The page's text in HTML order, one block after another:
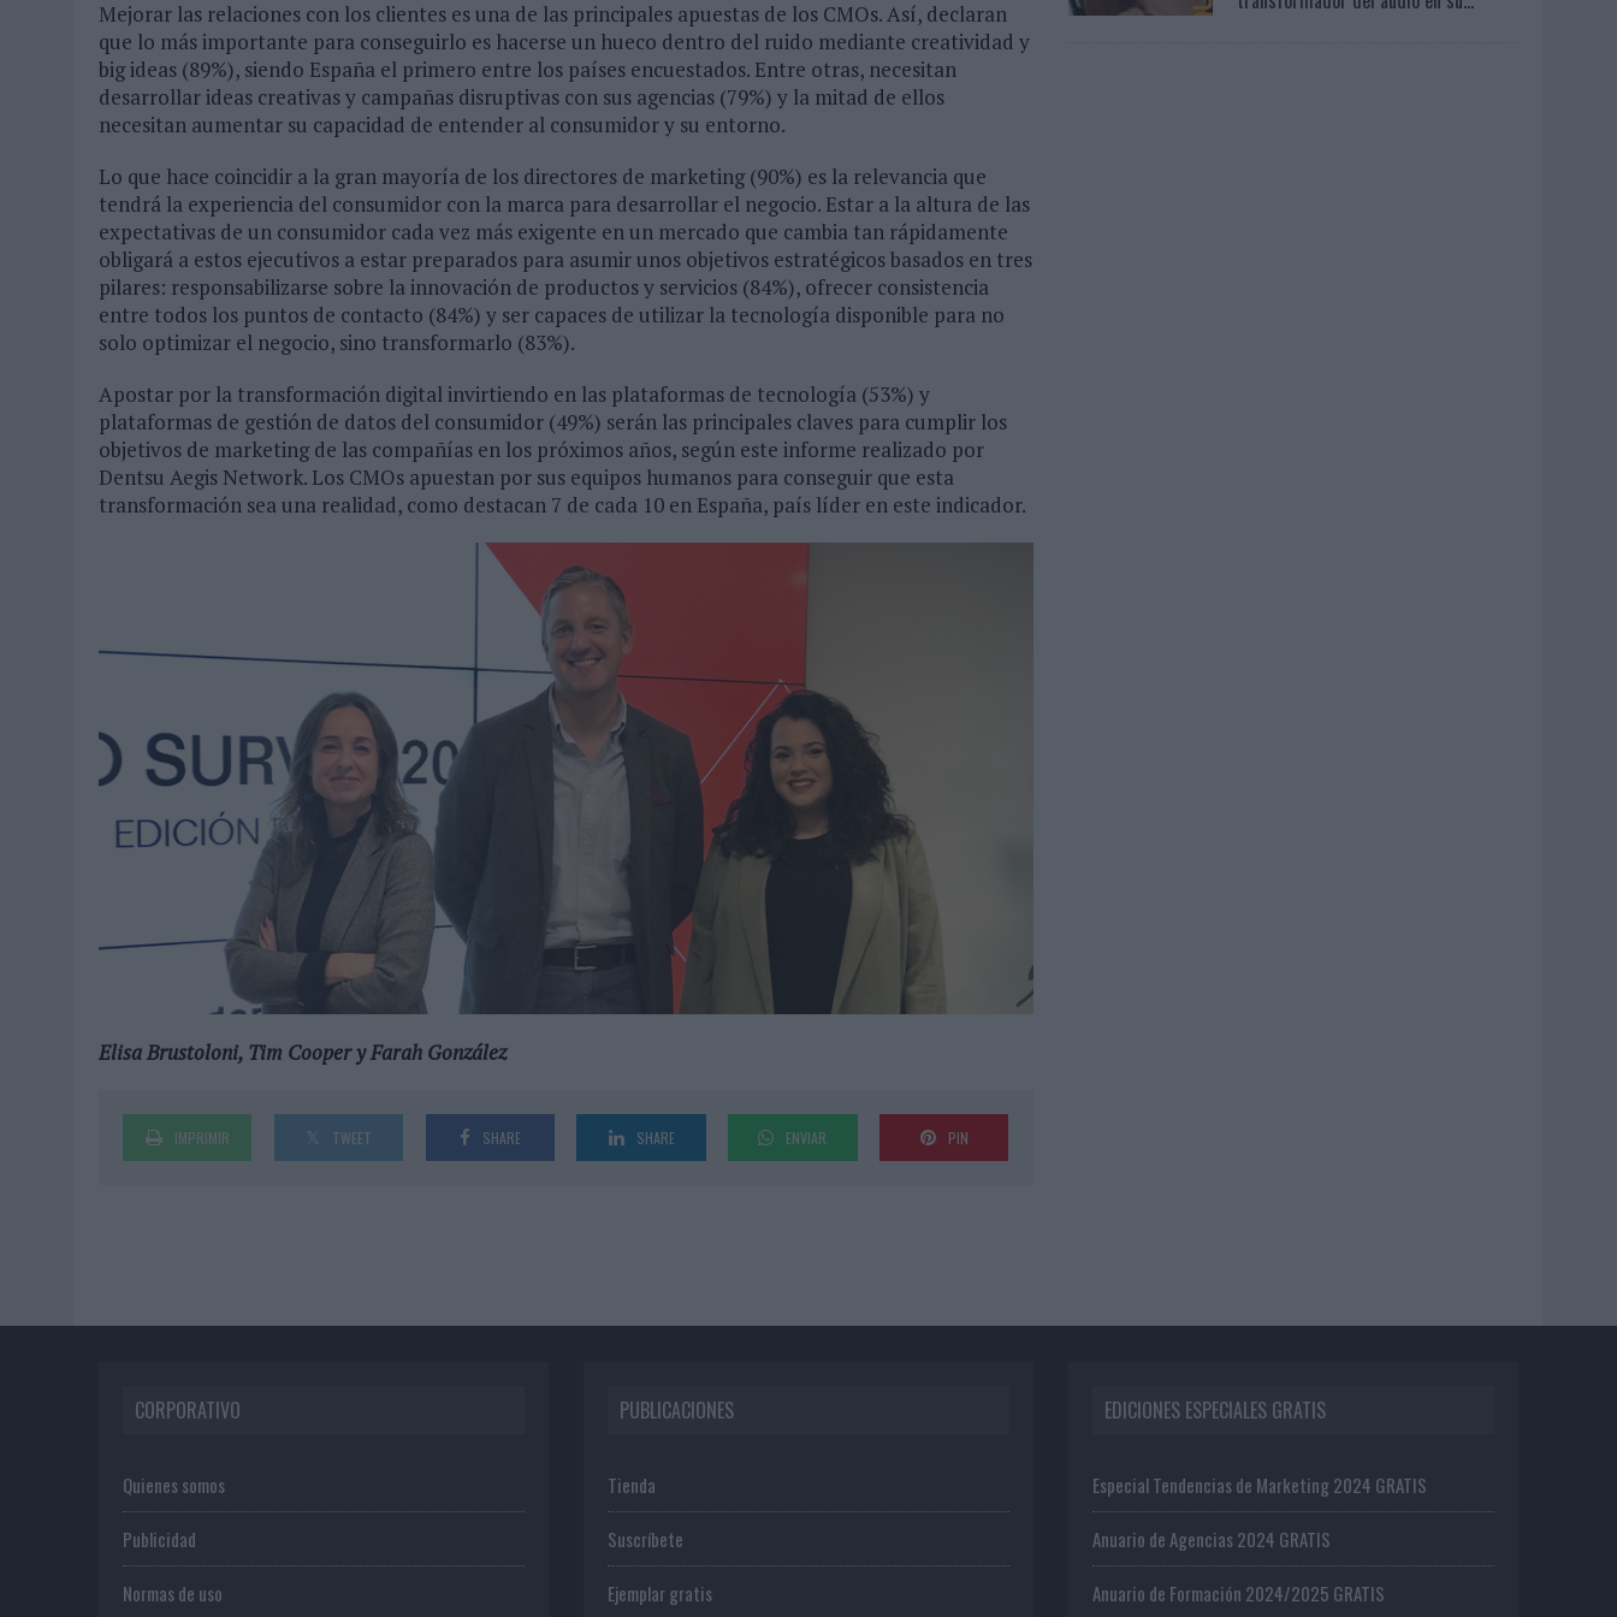
Mejorar las relaciones con los clientes es una de las principales apuestas de los CMOs. Así, declaran
que lo más importante para conseguirlo es hacerse un hueco dentro del ruido mediante creatividad y
big ideas (89%), siendo España el primero entre los países encuestados. Entre otras, necesitan
desarrollar ideas creativas y campañas disruptivas con sus agencias (79%) y la mitad de ellos
necesitan aumentar su capacidad de entender al consumidor y su entorno.
Lo que hace coincidir a la gran mayoría de los directores de marketing (90%) es la relevancia que
tendrá la experiencia del consumidor con la marca para desarrollar el negocio. Estar a la altura de las
expectativas de un consumidor cada vez más exigente en un mercado que cambia tan rápidamente
obligará a estos ejecutivos a estar preparados para asumir unos objetivos estratégicos basados en tres
pilares: responsabilizarse sobre la innovación de productos y servicios (84%), ofrecer consistencia
entre todos los puntos de contacto (84%) y ser capaces de utilizar la tecnología disponible para no
solo optimizar el negocio, sino transformarlo (83%).
Apostar por la transformación digital invirtiendo en las plataformas de tecnología (53%) y
plataformas de gestión de datos del consumidor (49%) serán las principales claves para cumplir los
objetivos de marketing de las compañías en los próximos años, según este informe realizado por
Dentsu Aegis Network. Los CMOs apuestan por sus equipos humanos para conseguir que esta
transformación sea una realidad, como destacan 7 de cada 10 en España, país líder en este indicador.
Elisa Brustoloni, Tim Cooper y Farah González
IMPRIMIR TWEET SHARE SHARE ENVIAR PIN
CORPORATIVO
Quienes somos
Publicidad
Normas de uso
PUBLICACIONES
Tienda
Suscríbete
Ejemplar gratis
EDICIONES ESPECIALES GRATIS
Especial Tendencias de Marketing 2024 GRATIS
Anuario de Agencias 2024 GRATIS
Anuario de Formación 2024/2025 GRATIS